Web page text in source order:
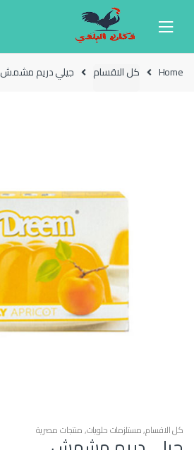
Home كل الاقسام جيلي دريم مشمش
كل الاقسام,مستلزمات حلويات,منتجات مصرية